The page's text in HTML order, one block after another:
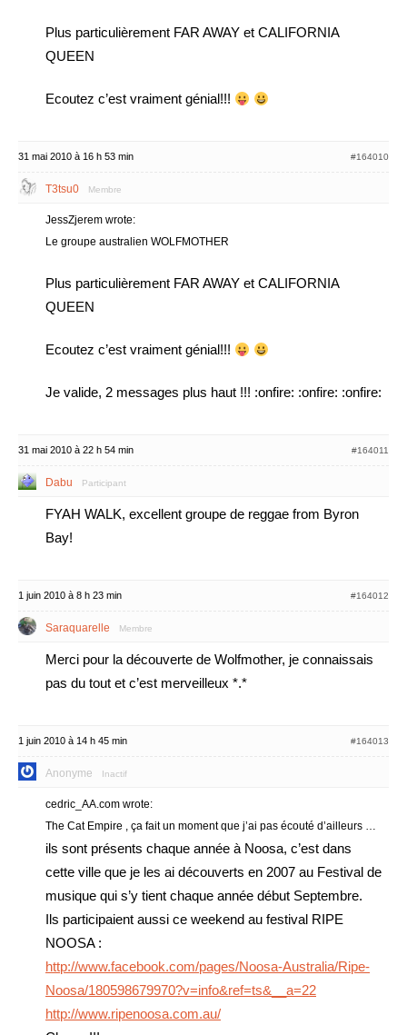
Plus particulièrement FAR AWAY et CALIFORNIA
QUEEN
Ecoutez c’est vraiment génial!!!
31 mai 2010 à 16 h 53 min #164010
T3tsu0 Membre
JessZjerem wrote:
Le groupe australien WOLFMOTHER
Plus particulièrement FAR AWAY et CALIFORNIA
QUEEN
Ecoutez c’est vraiment génial!!!
Je valide, 2 messages plus haut !!! :onfire: :onfire: :onfire:
31 mai 2010 à 22 h 54 min #164011
Dabu Participant
FYAH WALK, excellent groupe de reggae from Byron
Bay!
1 juin 2010 à 8 h 23 min #164012
Saraquarelle Membre
Merci pour la découverte de Wolfmother, je connaissais
pas du tout et c’est merveilleux *.*
1 juin 2010 à 14 h 45 min #164013
Anonyme Inactif
cedric_AA.com wrote:
The Cat Empire , ça fait un moment que j’ai pas écouté d’ailleurs …
ils sont présents chaque année à Noosa, c’est dans
cette ville que je les ai découverts en 2007 au Festival de
musique qui s’y tient chaque année début Septembre.
Ils participaient aussi ce weekend au festival RIPE
NOOSA :
http://www.facebook.com/pages/Noosa-Australia/Ripe-
Noosa/180598679970?v=info&ref=ts&__a=22
http://www.ripenoosa.com.au/